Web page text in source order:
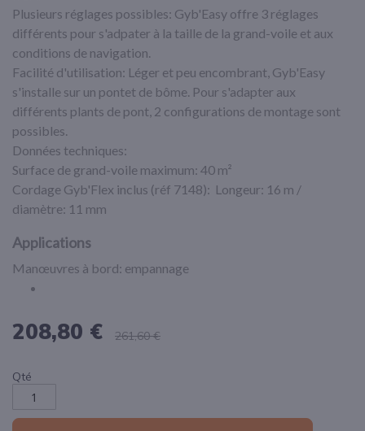
Plusieurs réglages possibles: Gyb'Easy offre 3 réglages
différents pour s'adpater à la taille de la grand-voile et aux
conditions de navigation.
Facilité d'utilisation: Léger et peu encombrant, Gyb'Easy
s'installe sur un pontet de bôme. Pour s'adapter aux
différents plants de pont, 2 configurations de montage sont
possibles.
Données techniques:
Surface de grand-voile maximum: 40 m²
Cordage Gyb'Flex inclus (réf 7148): Longeur: 16 m /
diamètre: 11 mm
Applications
Manœuvres à bord: empannage
208,80 € 261,60 €
Qté